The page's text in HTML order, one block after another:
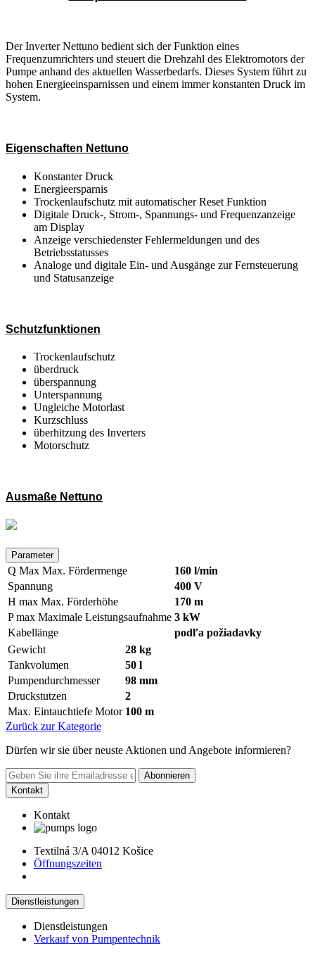
Der Inverter Nettuno bedient sich der Funktion eines
Frequenzumrichters und steuert die Drehzahl des Elektromotors der
Pumpe anhand des aktuellen Wasserbedarfs. Dieses System führt zu
hohen Energieeinsparnissen und einem immer konstanten Druck im
System.
Eigenschaften Nettuno
Konstanter Druck
Energieersparnis
Trockenlaufschutz mit automatischer Reset Funktion
Digitale Druck-, Strom-, Spannungs- und Frequenzanzeige
am Display
Anzeige verschiedenster Fehlermeldungen und des
Betriebsstatusses
Analoge und digitale Ein- und Ausgänge zur Fernsteuerung
und Statusanzeige
Schutzfunktionen
Trockenlaufschutz
überdruck
überspannung
Unterspannung
Ungleiche Motorlast
Kurzschluss
überhitzung des Inverters
Motorschutz
Ausmaße Nettuno
Parameter
Q Max Max. Fördermenge
160 l/min
Spannung
400 V
H max Max. Förderhöhe
170 m
P max Maximale Leistungsaufnahme 3 kW
Kabellänge
podľa požiadavky
Gewicht
28 kg
Tankvolumen
50 l
Pumpendurchmesser
98 mm
Druckstutzen
2
Max. Eintauchtiefe Motor 100 m
Zurück zur Kategorie
Dürfen wir sie über neuste Aktionen und Angebote informieren?
Abonnieren
Kontakt
Kontakt
Textilná 3/A 04012 Košice
Öffnungszeiten
Dienstleistungen
Dienstleistungen
Verkauf von Pumpentechnik